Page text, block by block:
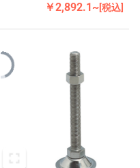
￥2,892.1~[税込]